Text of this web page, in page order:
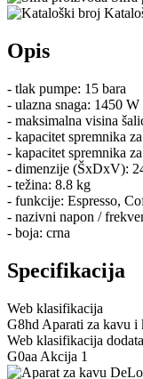
Opis
- tlak pumpe: 15 bara
- ulazna snaga: 1450 W
- maksimalna visina
- kapacitet spremnika
- kapacitet spremnika
- dimenzije (ŠxDxV):
- težina: 8.8 kg
- funkcije: Espresso,
- nazivni napon /
- boja: crna
Specifikacija
Web klasifikacija
G8hd Aparati za kavu i
Web klasifikacija
G0aa Akcija 1